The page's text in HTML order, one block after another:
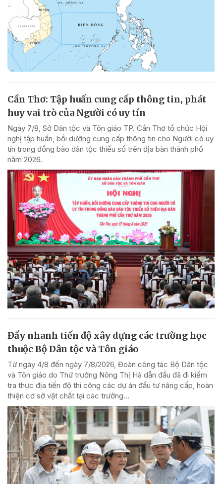
Cần Thơ: Tập huấn cung cấp thông tin, phát
huy vai trò của Người có uy tín
Ngày 7/8, Sở Dân tộc và Tôn giáo TP. Cần Thơ tổ chức Hội
nghị tập huấn, bồi dưỡng cung cấp thông tin cho Người có uy
tín trong đồng bào dân tộc thiểu số trên địa bàn thành phố
năm 2026.
Đẩy nhanh tiến độ xây dựng các trường học
thuộc Bộ Dân tộc và Tôn giáo
Từ ngày 4/8 đến ngày 7/8/2026, Đoàn công tác Bộ Dân tộc
và Tôn giáo do Thứ trưởng Nông Thị Hà dẫn đầu đã đi kiểm
tra thực địa tiến độ thi công các dự án đầu tư nâng cấp, hoàn
thiện cơ sở vật chất tại các trường...